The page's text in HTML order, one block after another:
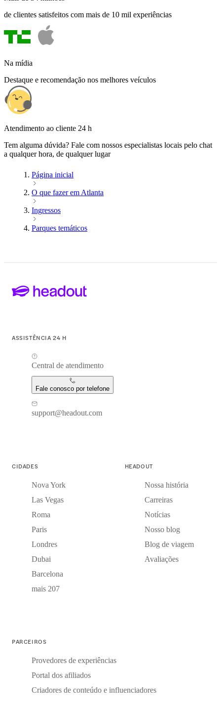
de clientes satisfeitos com mais de 10 mil experiências
Na mídia
Destaque e recomendação nos melhores veículos
Atendimento ao cliente 24 h
Tem alguma dúvida? Fale com nossos especialistas locais pelo chat
a qualquer hora, de qualquer lugar
Página inicial
O que fazer em Atlanta
Ingressos
Parques temáticos
ASSISTÊNCIA 24 H
Central de atendimento
Fale conosco por telefone
support@headout.com
CIDADES
Nova York
Las Vegas
Roma
Paris
Londres
Dubai
Barcelona
mais 207
HEADOUT
Nossa história
Carreiras
Notícias
Nosso blog
Blog de viagem
Avaliações
PARCEIROS
Provedores de experiências
Portal dos afiliados
Criadores de conteúdo e influenciadores